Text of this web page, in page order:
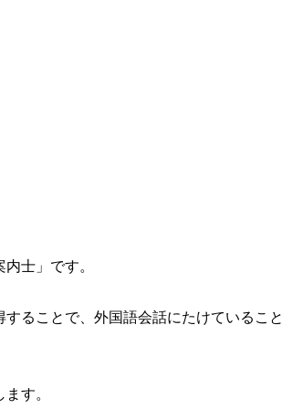
士」です。
ることで、外国語会話にたけていること
す。